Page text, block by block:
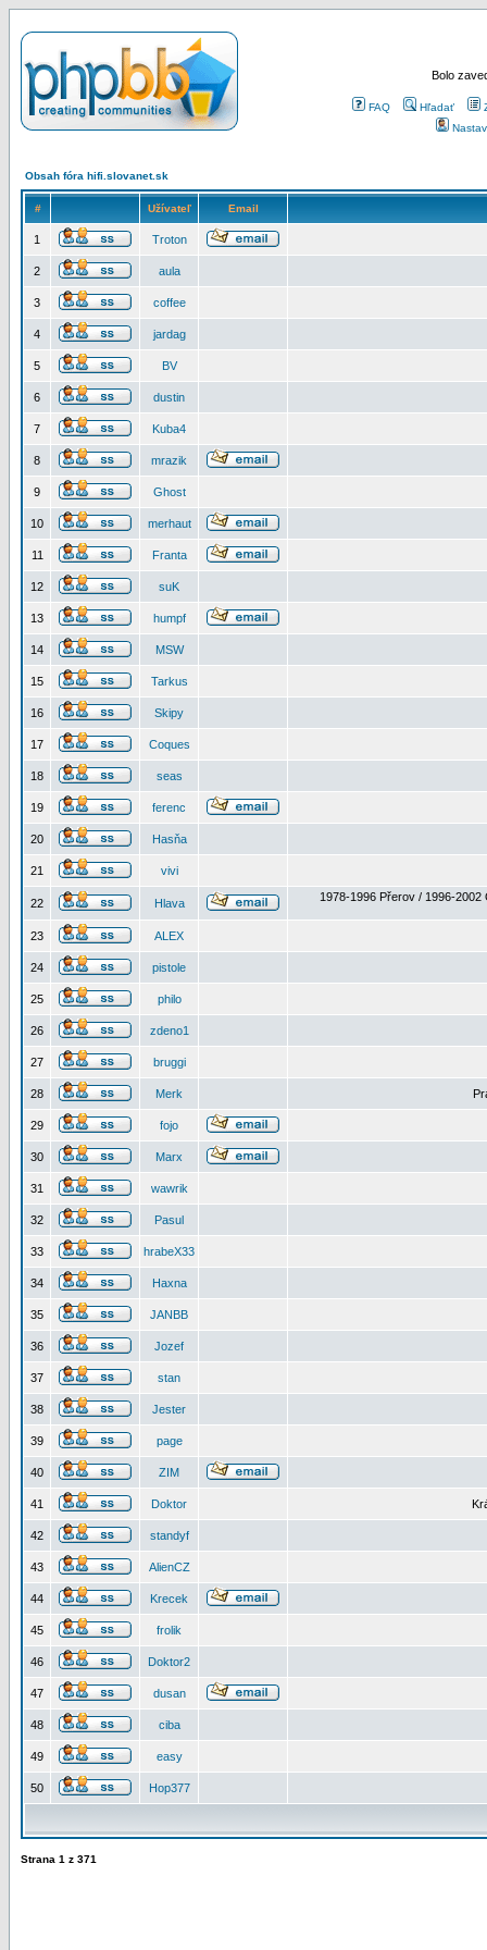
Bolo
FAQ Hľadať
Obsah fóra hifi.slovanet.sk
# Užívateľ Email
1 Troton
2 aula
3 coffee
4 jardag
5 BV
6 dustin
7 Kuba4
8 mrazik
9 Ghost
10 merhaut
11 Franta
12 suK
13 humpf
14 MSW
15 Tarkus
16 Skipy
17 Coques
18 seas
19 ferenc
20 Hasňa
21 vivi
22 Hlava 1978-1996 Přerov / 1996-2002
23 ALEX
24 pistole
25 philo
26 zdeno1
27 bruggi
28 Merk
29 fojo
30 Marx
31 wawrik
32 Pasul
33 hrabeX33
34 Haxna
35 JANBB
36 Jozef
37 stan
38 Jester
39 page
40 ZIM
41 Doktor
42 standyf
43 AlienCZ
44 Krecek
45 frolik
46 Doktor2
47 dusan
48 ciba
49 easy
50 Hop377
Strana 1 z 371